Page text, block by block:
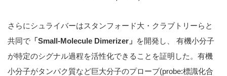
さらにシュライバーはスタンフォード大・クラブトリーらと
共同で 「Small-Molecule Dimerizer」 を開発し、 有機小分子
が特定のシグナル過程を活性化できることを証明した。有機
小分子がタンパク質など巨大分子のプローブ(probe:標識化合